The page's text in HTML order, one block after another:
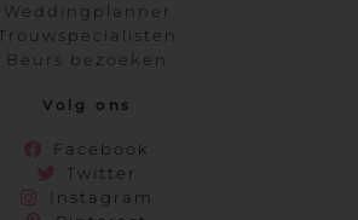
Weddingplanner
Trouwspecialisten
Beurs bezoeken
Volg ons
Facebook
Twitter
Instagram